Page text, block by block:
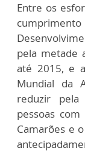
Entre os
pela metade
até 2015, e
Mundial da
reduzir
pessoas
Camarões e